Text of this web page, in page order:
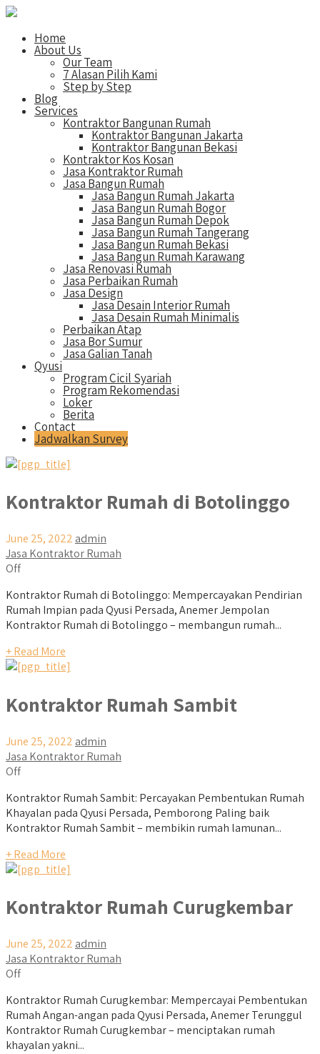
Home
About Us
Our Team
7 Alasan Pilih Kami
Step by Step
Blog
Services
Kontraktor Bangunan Rumah
Kontraktor Bangunan Jakarta
Kontraktor Bangunan Bekasi
Kontraktor Kos Kosan
Jasa Kontraktor Rumah
Jasa Bangun Rumah
Jasa Bangun Rumah Jakarta
Jasa Bangun Rumah Bogor
Jasa Bangun Rumah Depok
Jasa Bangun Rumah Tangerang
Jasa Bangun Rumah Bekasi
Jasa Bangun Rumah Karawang
Jasa Renovasi Rumah
Jasa Perbaikan Rumah
Jasa Design
Jasa Desain Interior Rumah
Jasa Desain Rumah Minimalis
Perbaikan Atap
Jasa Bor Sumur
Jasa Galian Tanah
Qyusi
Program Cicil Syariah
Program Rekomendasi
Loker
Berita
Contact
Jadwalkan Survey
Kontraktor Rumah di Botolinggo
June 25, 2022 admin
Jasa Kontraktor Rumah
Off
Kontraktor Rumah di Botolinggo: Mempercayakan Pendirian
Rumah Impian pada Qyusi Persada, Anemer Jempolan
Kontraktor Rumah di Botolinggo – membangun rumah...
+ Read More
Kontraktor Rumah Sambit
June 25, 2022 admin
Jasa Kontraktor Rumah
Off
Kontraktor Rumah Sambit: Percayakan Pembentukan Rumah
Khayalan pada Qyusi Persada, Pemborong Paling baik
Kontraktor Rumah Sambit – membikin rumah lamunan...
+ Read More
Kontraktor Rumah Curugkembar
June 25, 2022 admin
Jasa Kontraktor Rumah
Off
Kontraktor Rumah Curugkembar: Mempercayai Pembentukan
Rumah Angan-angan pada Qyusi Persada, Anemer Terunggul
Kontraktor Rumah Curugkembar – menciptakan rumah
khayalan yakni...